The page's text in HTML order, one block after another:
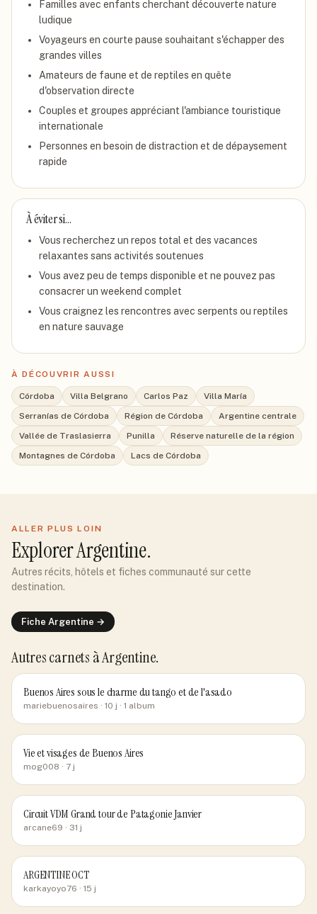
Familles avec enfants cherchant découverte nature
ludique
Voyageurs en courte pause souhaitant s'échapper des
grandes villes
Amateurs de faune et de reptiles en quête
d'observation directe
Couples et groupes appréciant l'ambiance touristique
internationale
Personnes en besoin de distraction et de dépaysement
rapide
À éviter si…
Vous recherchez un repos total et des vacances
relaxantes sans activités soutenues
Vous avez peu de temps disponible et ne pouvez pas
consacrer un weekend complet
Vous craignez les rencontres avec serpents ou reptiles
en nature sauvage
À DÉCOUVRIR AUSSI
Córdoba Villa Belgrano Carlos Paz
Villa María
Serranías de Córdoba
Région de Córdoba
Argentine centrale
Vallée de Traslasierra
Punilla
Réserve naturelle de la région
Montagnes de Córdoba
Lacs de Córdoba
ALLER PLUS LOIN
ExplorerArgentine.
Autres récits, hôtels et fiches communauté sur cette
destination.
Fiche Argentine →
Autres carnets à Argentine.
Buenos Aires sous le charme du tango et de l'asado
mariebuenosaires · 10 j · 1 album
Vie et visages de Buenos Aires
mog008 · 7 j
Circuit VDM Grand tour de Patagonie Janvier
arcane69 · 31 j
ARGENTINE OCT
karkayoyo76 · 15 j